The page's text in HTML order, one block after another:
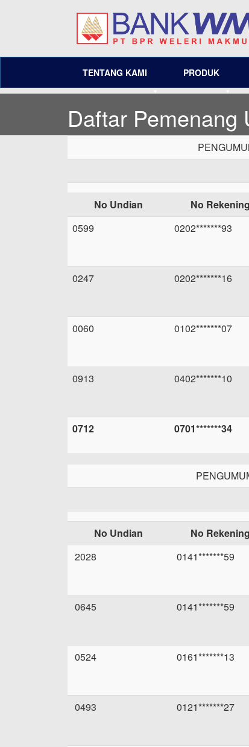
TENTANG KAMI PRODUK
Daftar Pemenang
No Undian No Rekening
0599
0202*******93
0247 0202*******16
0060 0102*******07
0913 0402*******10
0712 0701*******34
No Undian No Rekening
2028
0141*******59
0645 0141*******59
0524 0161*******13
0493 0121*******27